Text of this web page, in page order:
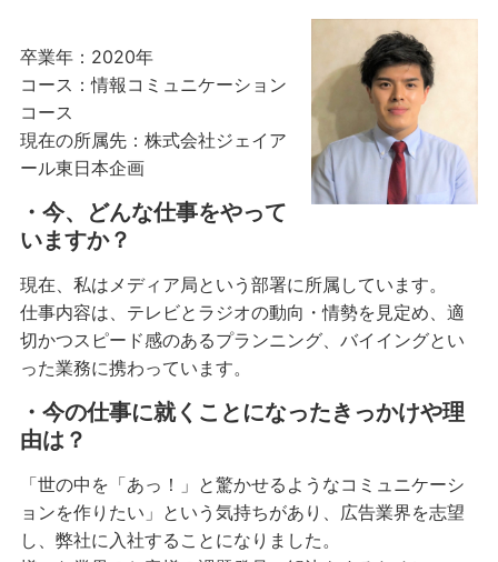
卒業年：2020年
コース：情報コミュニケーション
コース
現在の所属先：株式会社ジェイア
ール東日本企画
・今、どんな仕事をやって
いますか？
現在、私はメディア局という部署に所属しています。
仕事内容は、テレビとラジオの動向・情勢を見定め、適
切かつスピード感のあるプランニング、バイイングとい
った業務に携わっています。
・今の仕事に就くことになったきっかけや理
由は？
「世の中を「あっ！」と驚かせるようなコミュニケーシ
ョンを作りたい」という気持ちがあり、広告業界を志望
し、弊社に入社することになりました。